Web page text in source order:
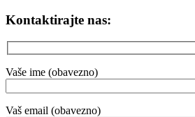
Kontaktirajte nas:
Vaše ime (obavezno)
Vaš email (obavezno)